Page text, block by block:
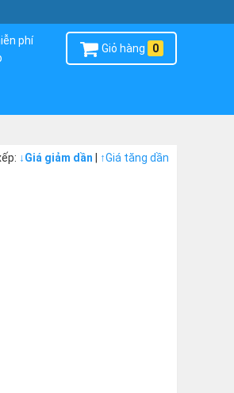
phí
Giỏ hàng 0
↓Giá giảm dần ↑Giá tăng dần